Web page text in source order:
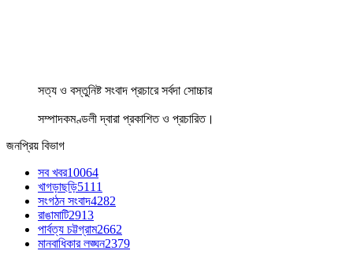
সত্য ও বস্তুনিষ্ট সংবাদ প্রচারে সর্বদা সোচ্চার
সম্পাদকমণ্ডলী দ্বারা প্রকাশিত ও প্রচারিত।
জনপ্রিয় বিভাগ
সব খবর10064
খাগড়াছড়ি5111
সংগঠন সংবাদ4282
রাঙামাটি2913
পার্বত্য চট্টগ্রাম2662
মানবাধিকার লঙ্ঘন2379